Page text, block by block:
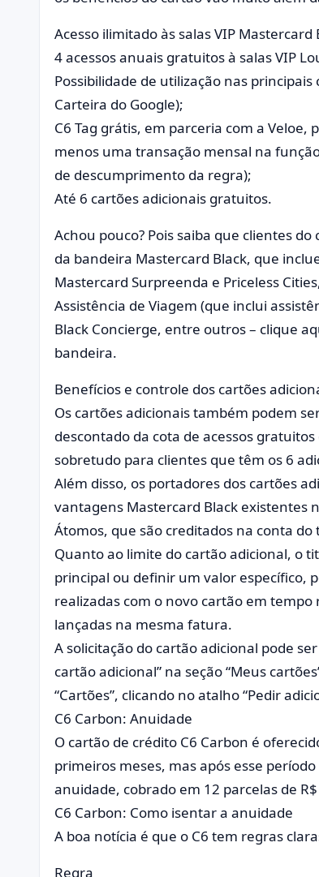
Acesso ilimitado às salas VIP
4 acessos anuais gratuitos à salas VIP
Possibilidade de utilização nas
Carteira do Google);
C6 Tag grátis, em parceria com a
menos uma transação mensal na
de descumprimento da regra);
Até 6 cartões adicionais gratuitos.
Achou pouco? Pois saiba que clientes
da bandeira Mastercard Black, que
Mastercard Surpreenda e Priceless
Assistência de Viagem (que inclui
Black Concierge, entre outros – clique
bandeira.
Benefícios e controle dos cartões
Os cartões adicionais também podem
descontado da cota de acessos
sobretudo para clientes que têm os 6
Além disso, os portadores dos cartões
vantagens Mastercard Black existentes
Átomos, que são creditados na conta do
Quanto ao limite do cartão adicional, o
principal ou definir um valor específico,
realizadas com o novo cartão em
lançadas na mesma fatura.
A solicitação do cartão adicional pode
cartão adicional” na seção “Meus
“Cartões”, clicando no atalho “Pedir
C6 Carbon: Anuidade
O cartão de crédito C6 Carbon é
primeiros meses, mas após esse
anuidade, cobrado em 12 parcelas de
C6 Carbon: Como isentar a anuidade
A boa notícia é que o C6 tem regras
Regra